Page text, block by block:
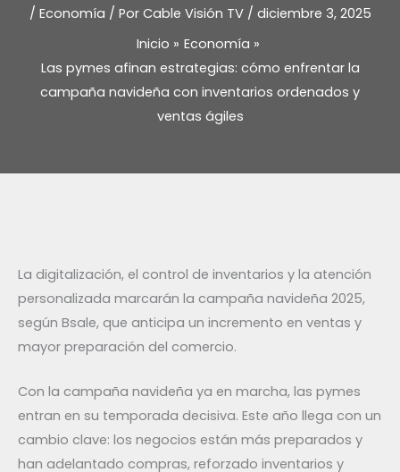
/ Economía / Por Cable Visión TV / diciembre 3, 2025
Inicio
Economía
Las pymes afinan estrategias: cómo enfrentar la
campaña navideña con inventarios ordenados y
ventas ágiles
La digitalización, el control de inventarios y la atención
personalizada marcarán la campaña navideña 2025,
según Bsale, que anticipa un incremento en ventas y
mayor preparación del comercio.
Con la campaña navideña ya en marcha, las pymes
entran en su temporada decisiva. Este año llega con un
cambio clave: los negocios están más preparados y
han adelantado compras, reforzado inventarios y